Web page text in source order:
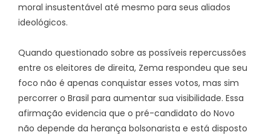
moral insustentável até mesmo para seus aliados
ideológicos.
Quando questionado sobre as possíveis repercussões
entre os eleitores de direita, Zema respondeu que seu
foco não é apenas conquistar esses votos, mas sim
percorrer o Brasil para aumentar sua visibilidade. Essa
afirmação evidencia que o pré-candidato do Novo
não depende da herança bolsonarista e está disposto